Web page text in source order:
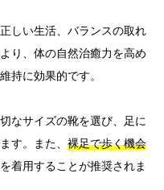
しい生活、バランスの取れ
り、体の自然治癒力を高め
持に効果的です。
なサイズの靴を選び、足に
す。また、 裸足で歩く機会
着用することが推奨されま